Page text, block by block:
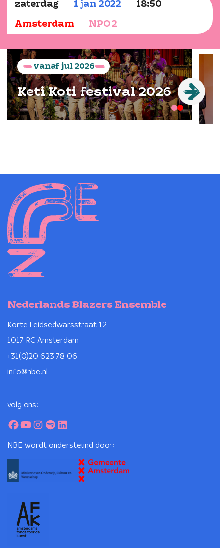
zaterdag 1 jan 2022 18:50
Amsterdam NPO 2
vanaf jul 2026
Keti Koti festival 2026
Nederlands Blazers Ensemble
Korte Leidsedwarsstraat 12
1017 RC Amsterdam
+31(0)20 623 78 06
info@nbe.nl
volg ons:
NBE wordt ondersteund door: